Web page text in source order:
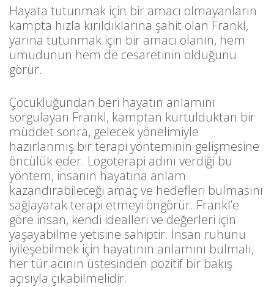
Hayata tutunmak için bir amacı olmayanların
kampta hızla kırıldıklarına şahit olan Frankl,
yarına tutunmak için bir amacı olanın, hem
umudunun hem de cesaretinin olduğunu
görür.
Çocukluğundan beri hayatın anlamını
sorgulayan Frankl, kamptan kurtulduktan bir
müddet sonra, gelecek yönelimiyle
hazırlanmış bir terapi yönteminin gelişmesine
öncülük eder. Logoterapi adını verdiği bu
yöntem, insanın hayatına anlam
kazandırabileceği amaç ve hedefleri bulmasını
sağlayarak terapi etmeyi öngörür. Frankl’e
göre insan, kendi idealleri ve değerleri için
yaşayabilme yetisine sahiptir. İnsan ruhunu
iyileşebilmek için hayatının anlamını bulmalı,
her tür acının üstesinden pozitif bir bakış
açısıyla çıkabilmelidir.